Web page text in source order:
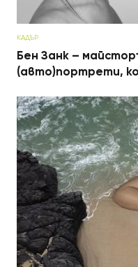
КАДЪР
Бен Занк –
(авто)портрети,